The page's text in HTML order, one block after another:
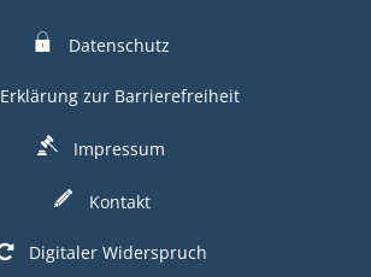
Datenschutz
Erklärung zur Barrierefreiheit
Impressum
Kontakt
Digitaler Widerspruch